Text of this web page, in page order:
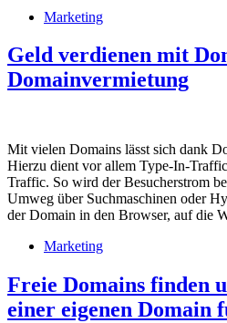
Marketing
Geld verdienen mit
Domainvermietung
Mit vielen Domains lässt sich dank
Hierzu dient vor allem Type-In-
Traffic. So wird der Besucherstrom
Umweg über Suchmaschinen oder
der Domain in den Browser, auf die
Marketing
Freie Domains finden
einer eigenen Domain